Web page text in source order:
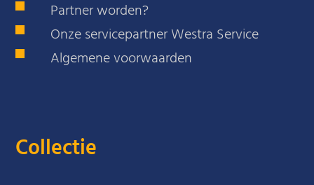
Partner worden?
Onze servicepartner Westra Service
Algemene voorwaarden
Collectie